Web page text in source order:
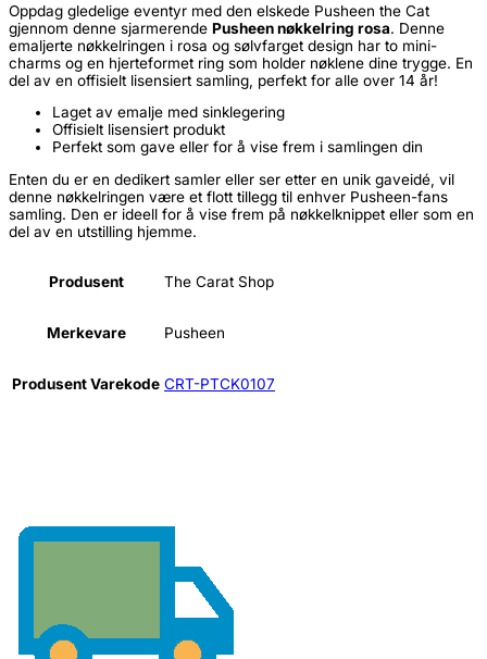
Oppdag gledelige eventyr med den elskede Pusheen the Cat
gjennom denne sjarmerende Pusheen nøkkelring rosa. Denne
emaljerte nøkkelringen i rosa og sølvfarget design har to mini-
charms og en hjerteformet ring som holder nøklene dine trygge. En
del av en offisielt lisensiert samling, perfekt for alle over 14 år!
Laget av emalje med sinklegering
Offisielt lisensiert produkt
Perfekt som gave eller for å vise frem i samlingen din
Enten du er en dedikert samler eller ser etter en unik gaveidé, vil
denne nøkkelringen være et flott tillegg til enhver Pusheen-fans
samling. Den er ideell for å vise frem på nøkkelknippet eller som en
del av en utstilling hjemme.
Produsent The Carat Shop
Merkevare Pusheen
Produsent Varekode CRT-PTCK0107